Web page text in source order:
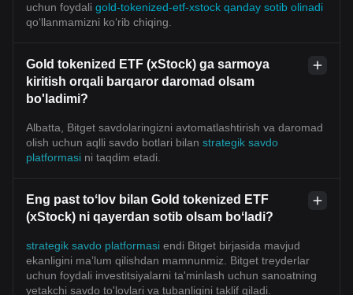
uchun foydali gold-tokenized-etf-xstock qanday sotib olinadi
qoʻllanmamizni koʻrib chiqing.
Gold tokenized ETF (xStock) ga sarmoya
kiritish orqali barqaror daromad olsam
bo'ladimi?
Albatta, Bitget savdolaringizni avtomatlashtirish va daromad
olish uchun aqlli savdo botlari bilan strategik savdo
platformasi ni taqdim etadi.
Eng past toʻlov bilan Gold tokenized ETF
(xStock) ni qayerdan sotib olsam boʻladi?
strategik savdo platformasi endi Bitget birjasida mavjud
ekanligini ma’lum qilishdan mamnunmiz. Bitget treyderlar
uchun foydali investitsiyalarni ta'minlash uchun sanoatning
yetakchi savdo to'lovlari va tubanligini taklif qiladi.